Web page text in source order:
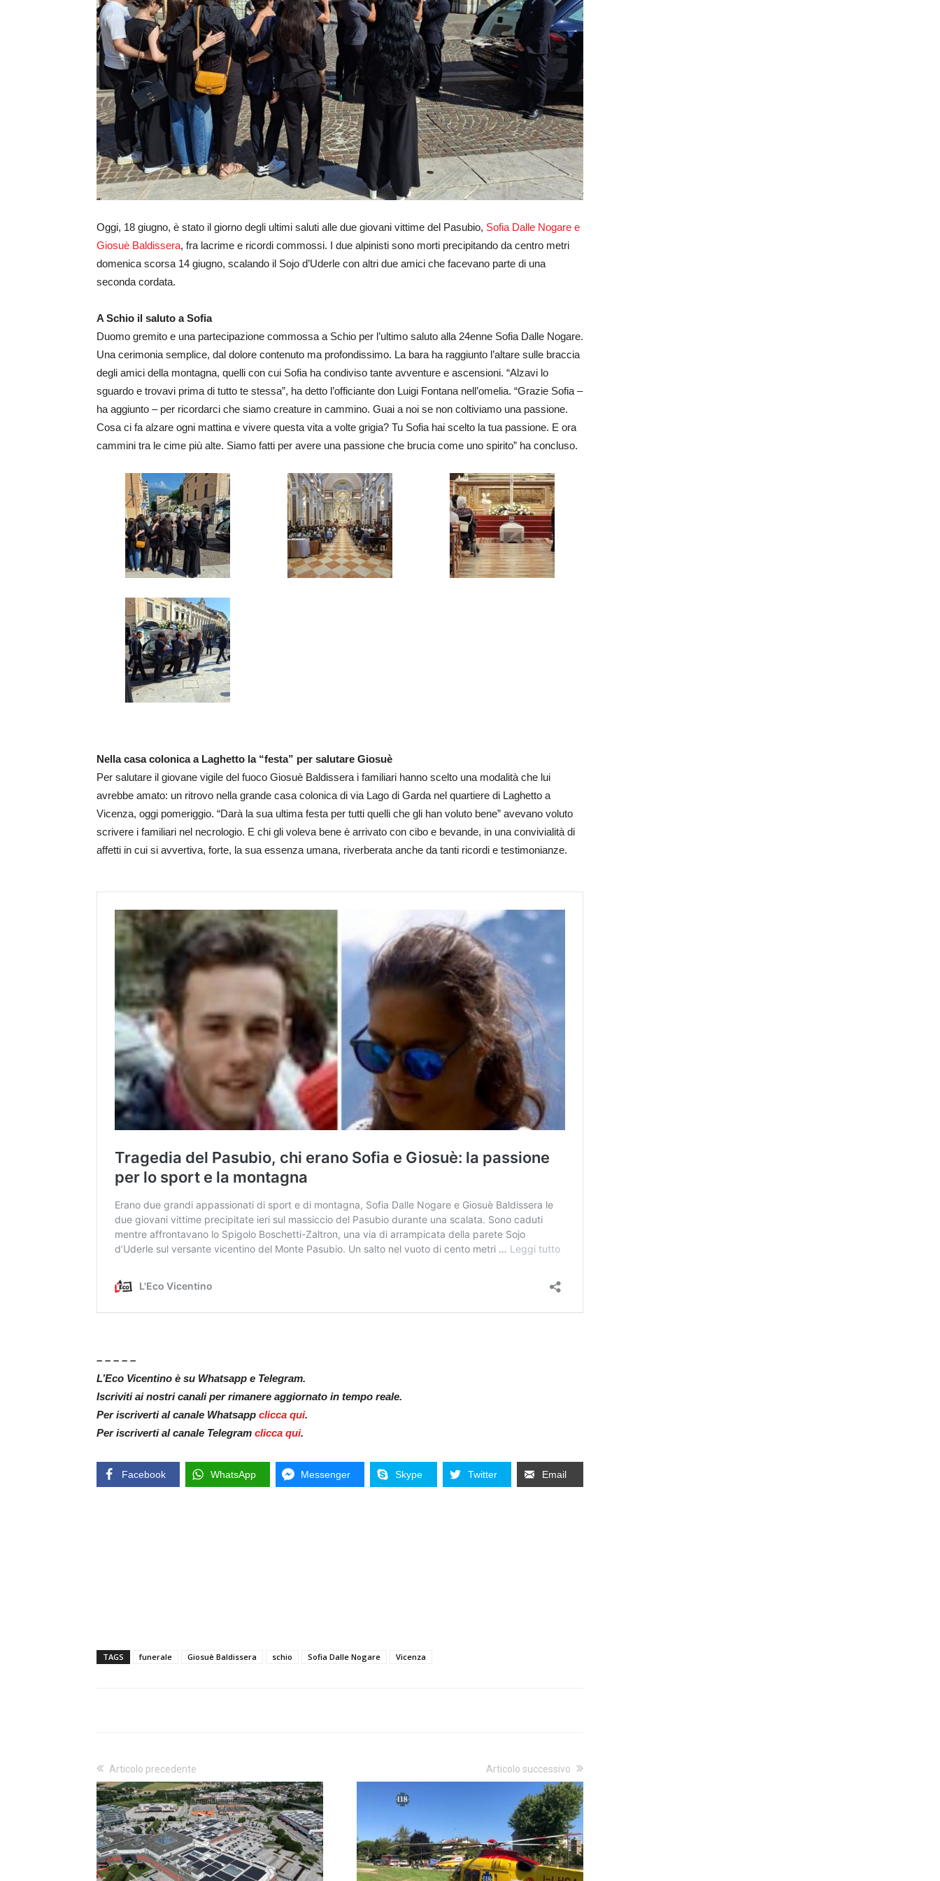
Oggi, 18 giugno, è stato il giorno degli ultimi saluti alle due giovani vittime del Pasubio, Sofia Dalle Nogare e
Giosuè Baldissera, fra lacrime e ricordi commossi. I due alpinisti sono morti precipitando da centro metri
domenica scorsa 14 giugno, scalando il Sojo d’Uderle con altri due amici che facevano parte di una
seconda cordata.
A Schio il saluto a Sofia
Duomo gremito e una partecipazione commossa a Schio per l’ultimo saluto alla 24enne Sofia Dalle Nogare.
Una cerimonia semplice, dal dolore contenuto ma profondissimo. La bara ha raggiunto l’altare sulle braccia
degli amici della montagna, quelli con cui Sofia ha condiviso tante avventure e ascensioni. “Alzavi lo
sguardo e trovavi prima di tutto te stessa”, ha detto l’officiante don Luigi Fontana nell’omelia. “Grazie Sofia –
ha aggiunto – per ricordarci che siamo creature in cammino. Guai a noi se non coltiviamo una passione.
Cosa ci fa alzare ogni mattina e vivere questa vita a volte grigia? Tu Sofia hai scelto la tua passione. E ora
cammini tra le cime più alte. Siamo fatti per avere una passione che brucia come uno spirito” ha concluso.
Nella casa colonica a Laghetto la “festa” per salutare Giosuè
Per salutare il giovane vigile del fuoco Giosuè Baldissera i familiari hanno scelto una modalità che lui
avrebbe amato: un ritrovo nella grande casa colonica di via Lago di Garda nel quartiere di Laghetto a
Vicenza, oggi pomeriggio. “Darà la sua ultima festa per tutti quelli che gli han voluto bene” avevano voluto
scrivere i familiari nel necrologio. E chi gli voleva bene è arrivato con cibo e bevande, in una convivialità di
affetti in cui si avvertiva, forte, la sua essenza umana, riverberata anche da tanti ricordi e testimonianze.
– – – – –
L’Eco Vicentino è su Whatsapp e Telegram.
Iscriviti ai nostri canali per rimanere aggiornato in tempo reale.
Per iscriverti al canale Whatsapp clicca qui.
Per iscriverti al canale Telegram clicca qui.
Facebook WhatsApp Messenger Skype Twitter Email
TAGS funerale Giosuè Baldissera schio Sofia Dalle Nogare Vicenza
Articolo precedente Articolo successivo